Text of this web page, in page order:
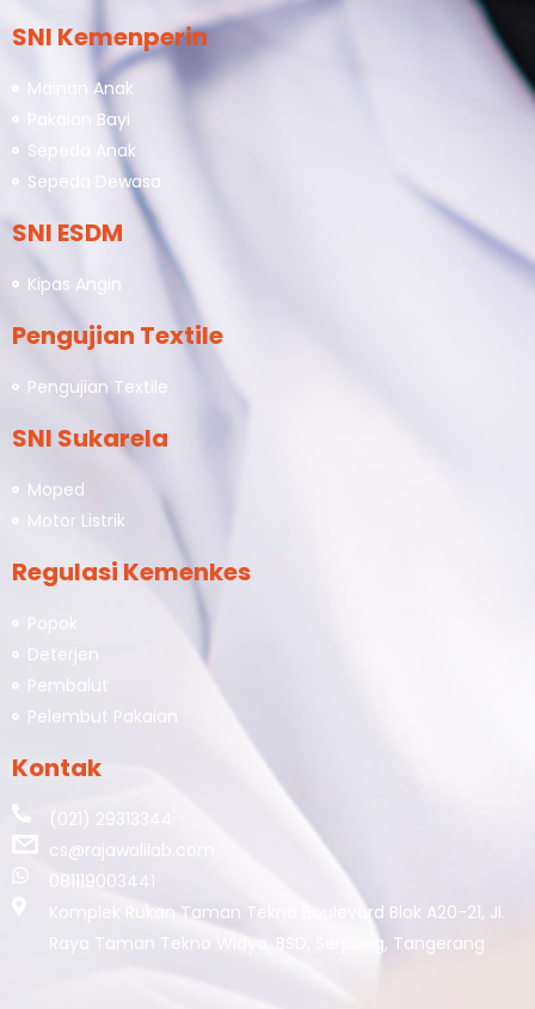
SNI Kemenperin
Mainan Anak
Pakaian Bayi
Sepeda Anak
Sepeda Dewasa
SNI ESDM
Kipas Angin
Pengujian Textile
Pengujian Textile
SNI Sukarela
Moped
Motor Listrik
Regulasi Kemenkes
Popok
Deterjen
Pembalut
Pelembut Pakaian
Kontak
(021) 29313344
cs@rajawalilab.com
081119003441
Komplek Rukan Taman Tekno Boulevard Blok A20-21, Jl.
Raya Taman Tekno Widya, BSD, Serpong, Tangerang